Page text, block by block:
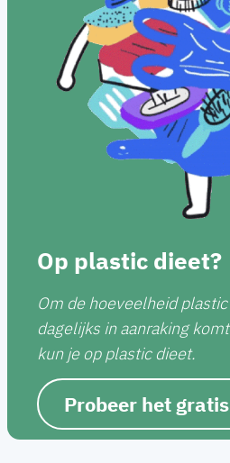
Op plastic dieet?
Om de hoeveelheid
dagelijks in aanraking
kun je op plastic dieet.
Probeer het gratis